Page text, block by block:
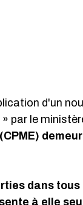
d'un
par le
dans
à elle